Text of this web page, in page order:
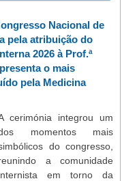
Nacional de
pela atribuição do
2026 à Prof.ª
o mais
pela Medicina
cerimónia integrou um
momentos mais
do congresso,
a comunidade
em torno da